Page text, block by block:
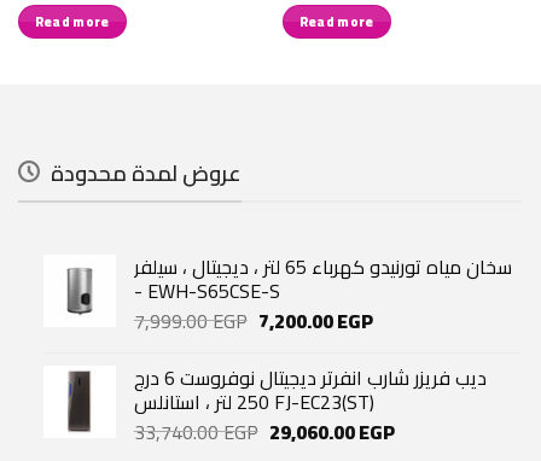
Read more Read more
عروض لمدة محدودة
سخان مياه تورنيدو كهرباء 65 لتر ، ديجيتال ، سيلفر
- EWH-S65CSE-S
7,999.00EGP Original
was:
7,999.00 EGP.
7,200.00EGPCurrent
is:
7,200.00 EGP.
ديب فريزر شارب انفرتر ديجيتال نوفروست 6 درج
250 لتر ، استانلس FJ-EC23(ST)
33,740.00EGP Original
29,060.00EGPCurrent